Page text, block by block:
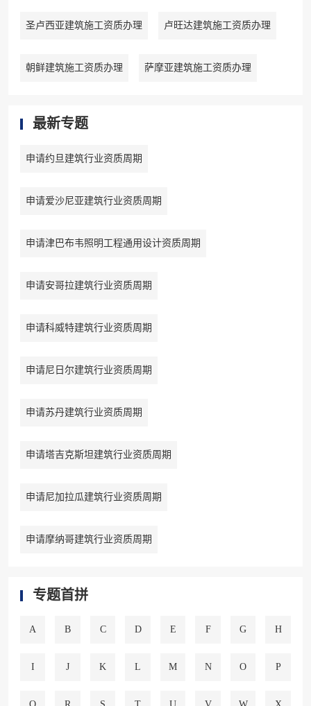
圣卢西亚建筑施工资质办理 卢旺达建筑施工资质办理
朝鲜建筑施工资质办理 萨摩亚建筑施工资质办理
最新专题
申请约旦建筑行业资质周期
申请爱沙尼亚建筑行业资质周期
申请津巴布韦照明工程通用设计资质周期
申请安哥拉建筑行业资质周期
申请科威特建筑行业资质周期
申请尼日尔建筑行业资质周期
申请苏丹建筑行业资质周期
申请塔吉克斯坦建筑行业资质周期
申请尼加拉瓜建筑行业资质周期
申请摩纳哥建筑行业资质周期
专题首拼
A B C D E F G H
I J K L M N O P